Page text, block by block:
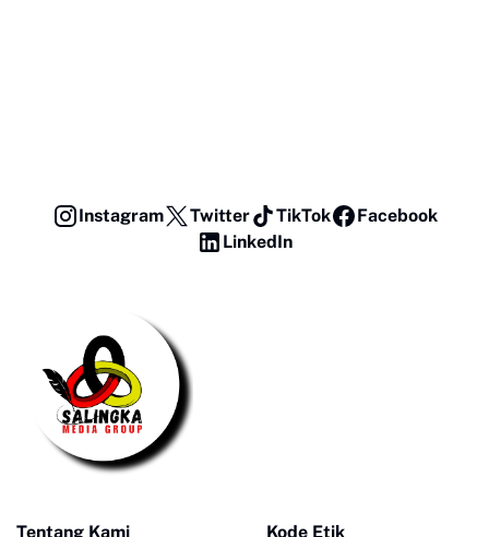
Instagram Twitter TikTok
Facebook
LinkedIn
Tentang Kami Kode Etik